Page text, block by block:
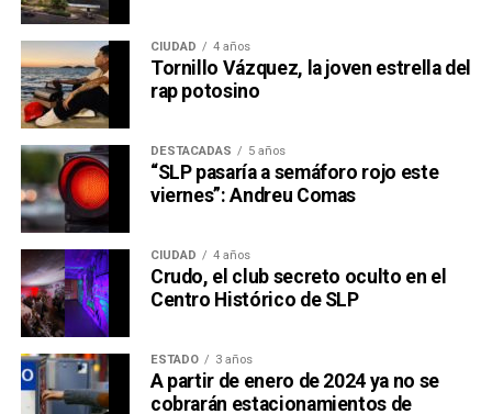
CIUDAD 4 años
Tornillo Vázquez, la joven estrella del
rap potosino
DESTACADAS 5 años
“SLP pasaría a semáforo rojo este
viernes”: Andreu Comas
CIUDAD 4 años
Crudo, el club secreto oculto en el
Centro Histórico de SLP
ESTADO 3 años
A partir de enero de 2024 ya no se
cobrarán estacionamientos de